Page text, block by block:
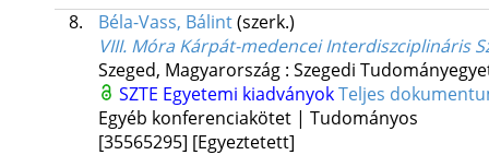
8.
Béla-Vass, Bálint(szerk.)
VIII. Móra Kárpát-medencei Interdiszciplináris
Szeged, Magyarország : Szegedi
SZTE Egyetemi kiadványokTeljes
Egyéb konferenciakötet | Tudományos
[35565295] [Egyeztetett]